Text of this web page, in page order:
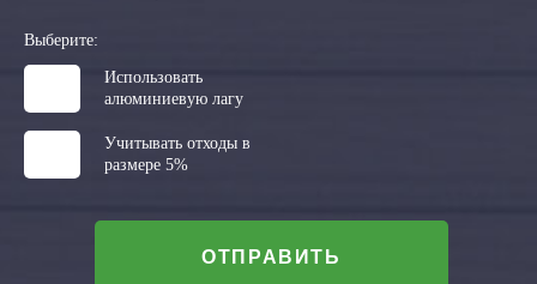
Выберите:
Использовать
алюминиевую лагу
Учитывать отходы в
размере 5%
ОТПРАВИТЬ